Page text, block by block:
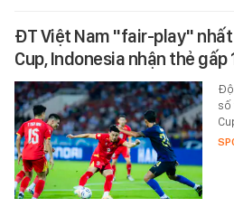
ĐT Việt Nam "fair-play" nhất
Cup, Indonesia nhận thẻ gấp
số